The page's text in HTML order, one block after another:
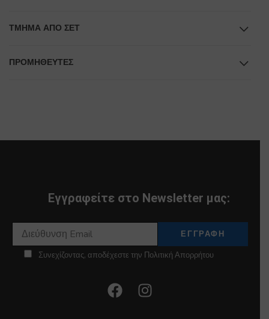
ΤΜΉΜΑ ΑΠΌ ΣΕΤ
ΠΡΟΜΗΘΕΥΤΕΣ
Εγγραφείτε στο Newsletter μας:
Συνεχίζοντας, αποδέχεστε την Πολιτική Απορρήτου